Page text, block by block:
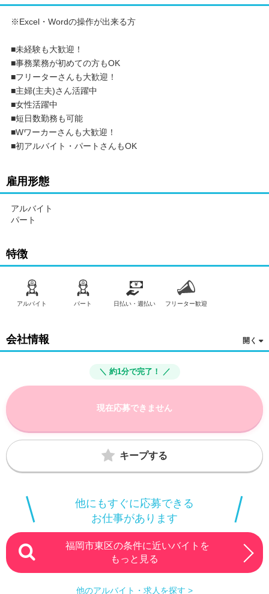
※Excel・Wordの操作が出来る方
■未経験も大歓迎！
■事務業務が初めての方もOK
■フリーターさんも大歓迎！
■主婦(主夫)さん活躍中
■女性活躍中
■短日数勤務も可能
■Wワーカーさんも大歓迎！
■初アルバイト・パートさんもOK
雇用形態
アルバイト
パート
特徴
アルバイト パート 日払い・週払い フリーター歓迎
会社情報
＼ 約1分で完了！ ／
現在応募できません
キープする
他にもすぐに応募できる
お仕事があります
福岡市東区の条件に近いバイトを
もっと見る
他のアルバイト・求人を探す >